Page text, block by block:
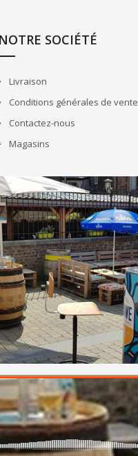
NOTRE SOCIÉTÉ
Livraison
Conditions générales de vente
Contactez-nous
Magasins